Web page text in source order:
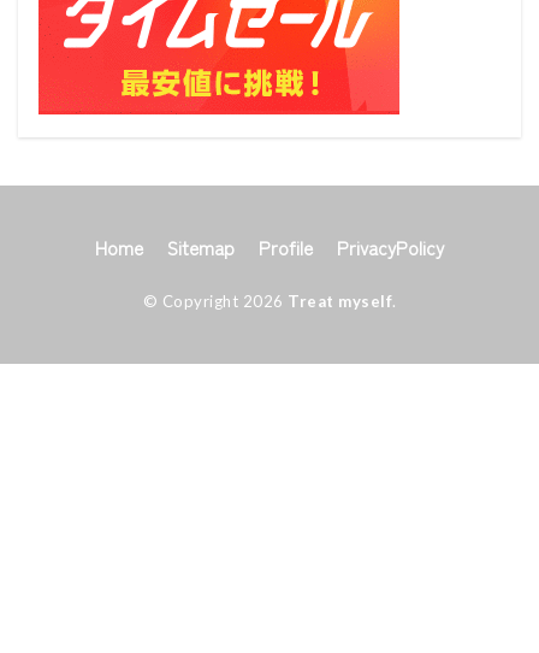
Home Sitemap Profile PrivacyPolicy
© Copyright 2026 Treat myself.